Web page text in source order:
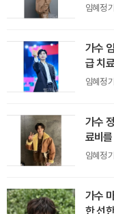
임혜정
가수
급 치
임혜정
가수
료비
임혜정
가수
한 선